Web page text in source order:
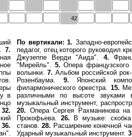
42
7.
в
32.
36.
По вертикали:1. Западно-
педагог, отец которого руководил
Джузеппе Верди "Аида". 4.
"Мирейль". 5. Опера
волынки.7. Альбом российской
Розенбаума. 9. Японский
филармонического оркестра. 15.
различными по высоте звуками
музыкальный инструмент,
20. Опера Сергея Рахманинова
Прокофьева. 26. В музыке: скобка
станов.28. Расширение конечной
Ударный музыкальный инструмент.